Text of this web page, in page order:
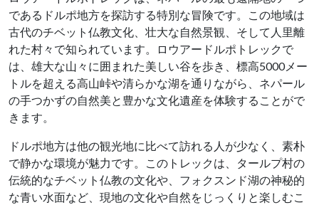
であるドルポ地方を探訪する特別な冒険です。この地域は
古代のチベット仏教文化、壮大な自然景観、そして人里離
れた村々で知られています。ロウアードルポトレックで
は、雄大な山々に囲まれた美しい谷を歩き、標高5000メー
トルを超える高山峠や清らかな湖を通りながら、ネパール
の手つかずの自然美と豊かな文化遺産を体験することがで
きます。
ドルポ地方は他の観光地に比べて訪れる人が少なく、素朴
で静かな環境が魅力です。このトレックは、タールプ村の
伝統的なチベット仏教の文化や、フォクスンド湖の神秘的
な青い水面など、現地の文化や自然をじっくりと楽しむこ